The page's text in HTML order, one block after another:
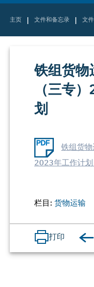
主页 | 文件和备忘录 | 文
铁组货物
（三专
划
铁组货物
2023年工作计
栏目: 货物运输
打印